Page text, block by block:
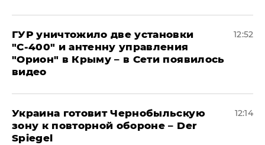
ГУР уничтожило две установки
"С‑400" и антенну управления
"Орион" в Крыму – в Сети появилось
видео
12:52
Украина готовит Чернобыльскую
зону к повторной обороне – Der
Spiegel
12:14